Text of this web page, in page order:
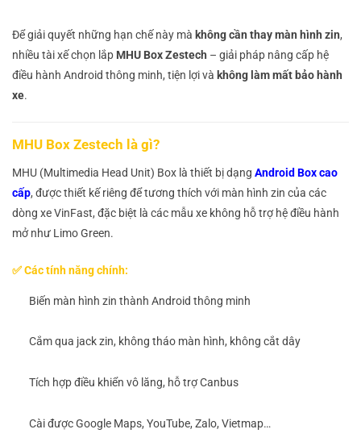
Để giải quyết những hạn chế này mà không cần thay màn hình zin,
nhiều tài xế chọn lắp MHU Box Zestech – giải pháp nâng cấp hệ
điều hành Android thông minh, tiện lợi và không làm mất bảo hành
xe.
MHU Box Zestech là gì?
MHU (Multimedia Head Unit) Box là thiết bị dạng Android Box cao
cấp, được thiết kế riêng để tương thích với màn hình zin của các
dòng xe VinFast, đặc biệt là các mẫu xe không hỗ trợ hệ điều hành
mở như Limo Green.
✅ Các tính năng chính:
Biến màn hình zin thành Android thông minh
Cắm qua jack zin, không tháo màn hình, không cắt dây
Tích hợp điều khiển vô lăng, hỗ trợ Canbus
Cài được Google Maps, YouTube, Zalo, Vietmap…